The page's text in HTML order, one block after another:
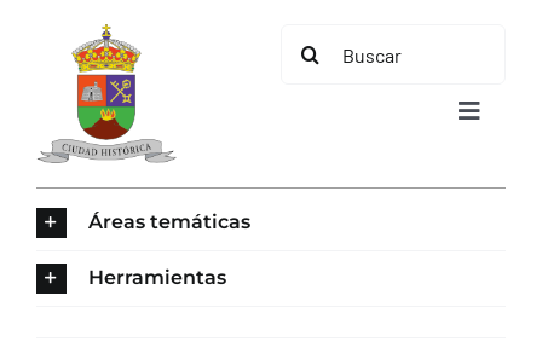
contenido
Buscar:
Toggle
Áreas temáticas
Herramientas